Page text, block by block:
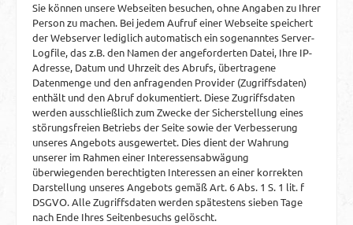
Sie können unsere Webseiten besuchen, ohne Angaben zu Ihrer
Person zu machen. Bei jedem Aufruf einer Webseite speichert
der Webserver lediglich automatisch ein sogenanntes Server-
Logfile, das z.B. den Namen der angeforderten Datei, Ihre IP-
Adresse, Datum und Uhrzeit des Abrufs, übertragene
Datenmenge und den anfragenden Provider (Zugriffsdaten)
enthält und den Abruf dokumentiert. Diese Zugriffsdaten
werden ausschließlich zum Zwecke der Sicherstellung eines
störungsfreien Betriebs der Seite sowie der Verbesserung
unseres Angebots ausgewertet. Dies dient der Wahrung
unserer im Rahmen einer Interessensabwägung
überwiegenden berechtigten Interessen an einer korrekten
Darstellung unseres Angebots gemäß Art. 6 Abs. 1 S. 1 lit. f
DSGVO. Alle Zugriffsdaten werden spätestens sieben Tage
nach Ende Ihres Seitenbesuchs gelöscht.